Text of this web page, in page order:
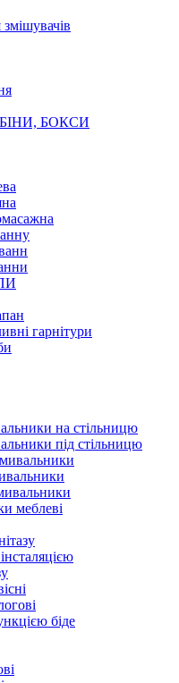
БОКСИ
гарнітури
на стільницю
під стільницю
меблеві
біде